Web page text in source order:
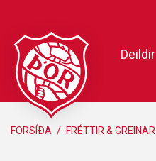
efni
Deildir
Handbolti
FORSÍÐA / FRÉTTIR & GREINAR